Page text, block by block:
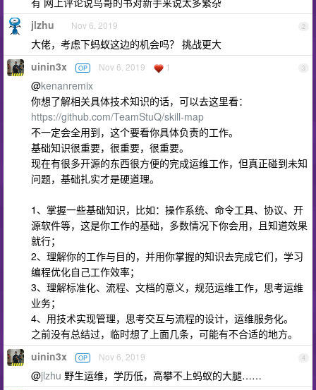
2
jlzhu Nov 6, 2019
大佬，考虑下蚂蚁这边的机会吗？ 挑战更大
3
uinin3x OP Nov 6, 2019 1
@kenanremix
你想了解相关具体技术知识的话，可以去这里看：
https://github.com/TeamStuQ/skill-map
不一定会全用到，这个要看你具体负责的工作。
基础知识很重要，很重要，很重要。
现在有很多开源的东西很方便的完成运维工作，但真正碰到未知
问题，基础扎实才是硬道理。
1、掌握一些基础知识，比如：操作系统、命令工具、协议、开
源软件等，这是你工作的基础，多数情况下你会用，且知道效果
就行；
2、理解你的工作与目的，并用你掌握的知识去完成它们，学习
编程优化自己工作效率；
3、理解标准化、流程、文档的意义，规范运维工作，思考运维
业务；
4、用技术实现管理，思考交互与流程的设计，运维服务化。
之前没有总结过，临时想了上面几条，可能有不合适的地方。
4
uinin3x OP Nov 6, 2019
@jlzhu 野生运维，学历低，高攀不上蚂蚁的大腿……